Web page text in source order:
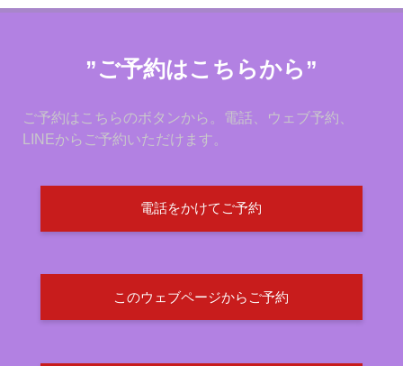
”ご予約はこちらから”
ご予約はこちらのボタンから。電話、ウェブ予約、
LINEからご予約いただけます。
電話をかけてご予約
このウェブページからご予約